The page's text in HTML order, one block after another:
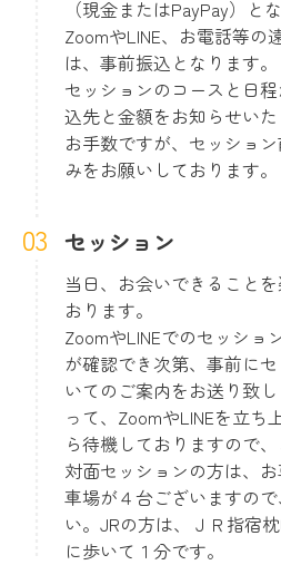
（現金またはPayPay）と
ZoomやLINE、お電話等の
は、事前振込となります。
セッションのコースと日
込先と金額をお知らせいた
お手数ですが、セッショ
みをお願いしております。
セッション
当日、お会いできること
おります。
ZoomやLINEでのセッショ
が確認でき次第、事前に
いてのご案内をお送り致
って、ZoomやLINEを立ち
ら待機しておりますので、
対面セッションの方は、
車場が４台ございますの
い。JRの方は、ＪＲ指宿
に歩いて１分です。